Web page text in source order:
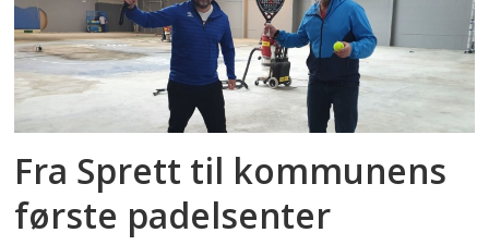
Fra Sprett til kommunens
første padelsenter